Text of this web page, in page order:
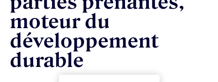
moteur du
développement
durable